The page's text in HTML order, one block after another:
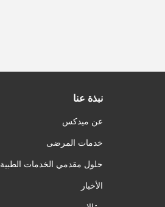
نبذة عنا
عن ميدكس
خدمات المرضى
حلول مقدمي الخدمات الطبية
الأخبار